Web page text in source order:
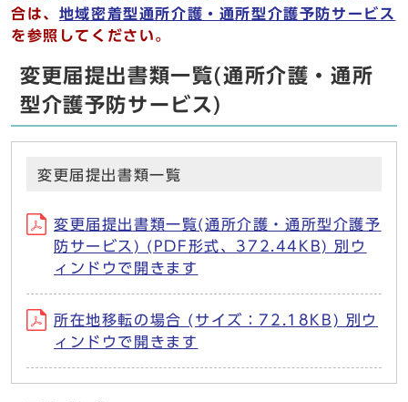
合は、 地域密着型通所介護・通所型介護予防サービス
を参照してください。
変更届提出書類一覧(通所介護・通所
型介護予防サービス)
変更届提出書類一覧
変更届提出書類一覧(通所介護・通所型介護予
防サービス) (PDF形式、372.44KB) 別ウ
ィンドウで開きます
所在地移転の場合 (サイズ：72.18KB) 別ウ
ィンドウで開きます